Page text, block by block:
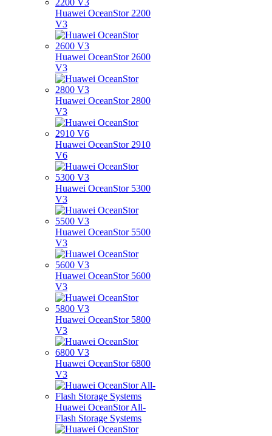
Huawei OceanStor 2200
V3
Huawei OceanStor 2600
V3
Huawei OceanStor 2800
V3
Huawei OceanStor 2910
V6
Huawei OceanStor 5300
V3
Huawei OceanStor 5500
V3
Huawei OceanStor 5600
V3
Huawei OceanStor 5800
V3
Huawei OceanStor 6800
V3
Huawei OceanStor All-
Flash Storage Systems